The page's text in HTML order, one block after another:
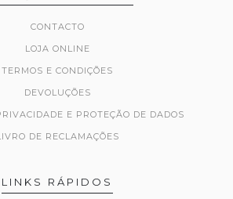
CONTACTO
LOJA ONLINE
TERMOS E CONDIÇÕES
DEVOLUÇÕES
E PROTEÇÃO DE DADOS
DE RECLAMAÇÕES
LINKS RÁPIDOS